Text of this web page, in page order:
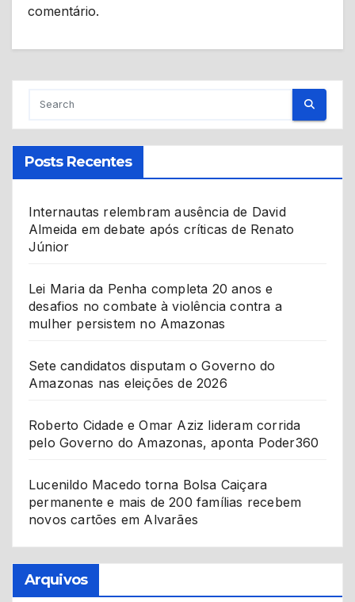
comentário.
Posts Recentes
Internautas relembram ausência de David
Almeida em debate após críticas de Renato
Júnior
Lei Maria da Penha completa 20 anos e
desafios no combate à violência contra a
mulher persistem no Amazonas
Sete candidatos disputam o Governo do
Amazonas nas eleições de 2026
Roberto Cidade e Omar Aziz lideram corrida
pelo Governo do Amazonas, aponta Poder360
Lucenildo Macedo torna Bolsa Caiçara
permanente e mais de 200 famílias recebem
novos cartões em Alvarães
Arquivos